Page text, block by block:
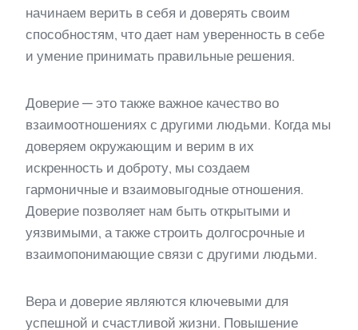
начинаем верить в себя и доверять своим
способностям, что дает нам уверенность в себе
и умение принимать правильные решения.
Доверие — это также важное качество во
взаимоотношениях с другими людьми. Когда мы
доверяем окружающим и верим в их
искренность и доброту, мы создаем
гармоничные и взаимовыгодные отношения.
Доверие позволяет нам быть открытыми и
уязвимыми, а также строить долгосрочные и
взаимопонимающие связи с другими людьми.
Вера и доверие являются ключевыми для
успешной и счастливой жизни. Повышение